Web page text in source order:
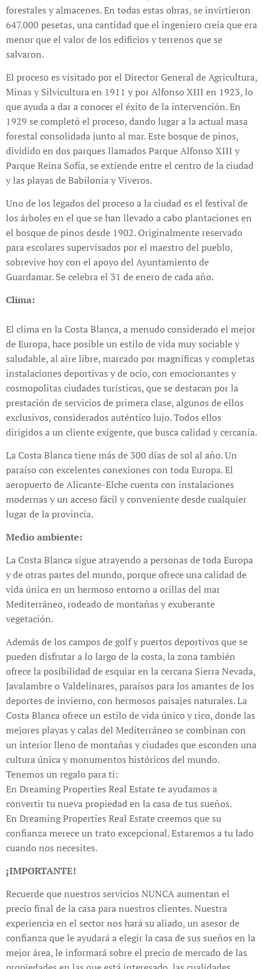
forestales y almacenes. En todas estas obras, se invirtieron
647.000 pesetas, una cantidad que el ingeniero creía que era
menor que el valor de los edificios y terrenos que se
salvaron.
El proceso es visitado por el Director General de Agricultura,
Minas y Silvicultura en 1911 y por Alfonso XIII en 1923, lo
que ayuda a dar a conocer el éxito de la intervención. En
1929 se completó el proceso, dando lugar a la actual masa
forestal consolidada junto al mar. Este bosque de pinos,
dividido en dos parques llamados Parque Alfonso XIII y
Parque Reina Sofía, se extiende entre el centro de la ciudad
y las playas de Babilonia y Viveros.
Uno de los legados del proceso a la ciudad es el festival de
los árboles en el que se han llevado a cabo plantaciones en
el bosque de pinos desde 1902. Originalmente reservado
para escolares supervisados por el maestro del pueblo,
sobrevive hoy con el apoyo del Ayuntamiento de
Guardamar. Se celebra el 31 de enero de cada año.
Clima:
El clima en la Costa Blanca, a menudo considerado el mejor
de Europa, hace posible un estilo de vida muy sociable y
saludable, al aire libre, marcado por magníficas y completas
instalaciones deportivas y de ocio, con emocionantes y
cosmopolitas ciudades turísticas, que se destacan por la
prestación de servicios de primera clase, algunos de ellos
exclusivos, considerados auténtico lujo. Todos ellos
dirigidos a un cliente exigente, que busca calidad y cercanía.
La Costa Blanca tiene más de 300 días de sol al año. Un
paraíso con excelentes conexiones con toda Europa. El
aeropuerto de Alicante-Elche cuenta con instalaciones
modernas y un acceso fácil y conveniente desde cualquier
lugar de la provincia.
Medio ambiente:
La Costa Blanca sigue atrayendo a personas de toda Europa
y de otras partes del mundo, porque ofrece una calidad de
vida única en un hermoso entorno a orillas del mar
Mediterráneo, rodeado de montañas y exuberante
vegetación.
Además de los campos de golf y puertos deportivos que se
pueden disfrutar a lo largo de la costa, la zona también
ofrece la posibilidad de esquiar en la cercana Sierra Nevada,
Javalambre o Valdelinares, paraísos para los amantes de los
deportes de invierno, con hermosos paisajes naturales. La
Costa Blanca ofrece un estilo de vida único y rico, donde las
mejores playas y calas del Mediterráneo se combinan con
un interior lleno de montañas y ciudades que esconden una
cultura única y monumentos históricos del mundo.
Tenemos un regalo para ti:
En Dreaming Properties Real Estate te ayudamos a
convertir tu nueva propiedad en la casa de tus sueños.
En Dreaming Properties Real Estate creemos que su
confianza merece un trato excepcional. Estaremos a tu lado
cuando nos necesites.
¡IMPORTANTE!
Recuerde que nuestros servicios NUNCA aumentan el
precio final de la casa para nuestros clientes. Nuestra
experiencia en el sector nos hará su aliado, un asesor de
confianza que le ayudará a elegir la casa de sus sueños en la
mejor área, le informará sobre el precio de mercado de las